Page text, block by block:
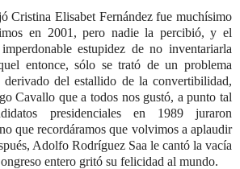
Cristina Elisabet Fernández fue muchísimo
en 2001, pero nadie la percibió, y el
estupidez de no inventariarla
entonce, sólo se trató de un problema
del estallido de la convertibilidad,
Cavallo que a todos nos gustó, a punto tal
presidenciales en 1989 juraron
que recordáramos que volvimos a aplaudir
Adolfo Rodríguez Saa le cantó la vacía
entero gritó su felicidad al mundo.